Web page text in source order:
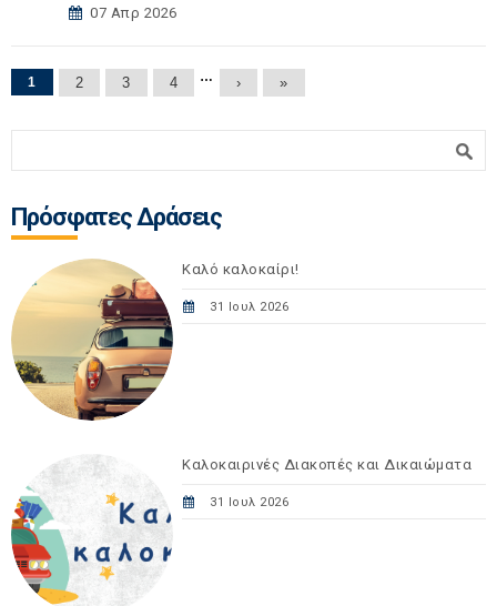
07 Απρ 2026
Σελίδες
1 2 3 4 … › »
Πρόσφατες Δράσεις
Καλό καλοκαίρι!
31 Ιουλ 2026
Καλοκαιρινές Διακοπές και Δικαιώματα
31 Ιουλ 2026